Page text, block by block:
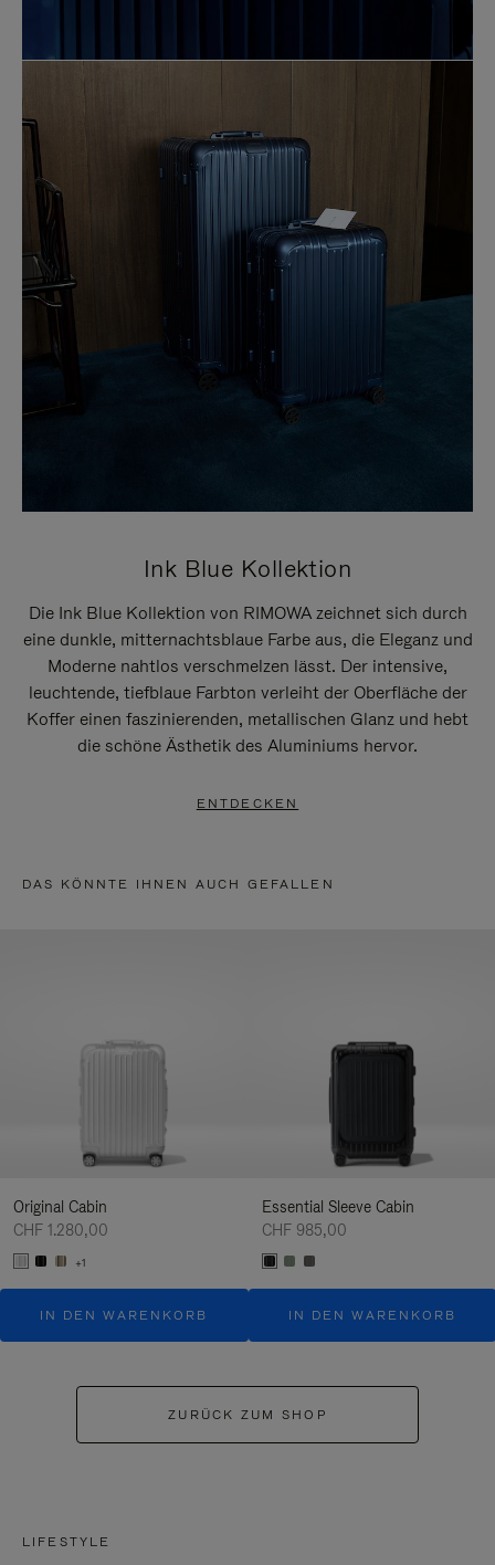
Ink Blue Kollektion
Die Ink Blue Kollektion von RIMOWA zeichnet sich durch
eine dunkle, mitternachtsblaue Farbe aus, die Eleganz und
Moderne nahtlos verschmelzen lässt. Der intensive,
leuchtende, tiefblaue Farbton verleiht der Oberfläche der
Koffer einen faszinierenden, metallischen Glanz und hebt
die schöne Ästhetik des Aluminiums hervor.
ENTDECKEN
DAS KÖNNTE IHNEN AUCH GEFALLEN
Original Cabin
CHF 1.280,00
+1
IN DEN WARENKORB
Essential Sleeve Cabin
CHF 985,00
IN DEN WARENKORB
ZURÜCK ZUM SHOP
LIFESTYLE